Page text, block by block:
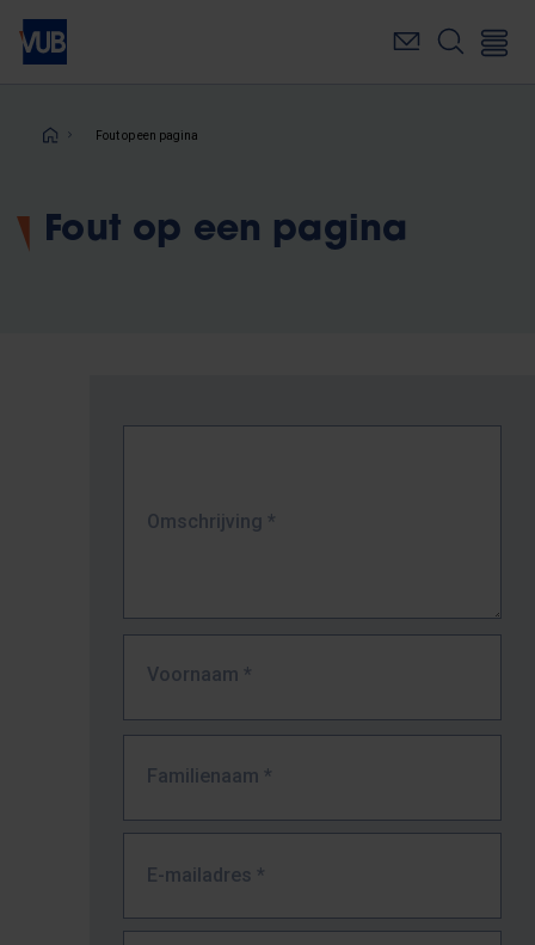
Overslaan
naar
inhoudKruimelpad
Fout op een pagina
Fout op een pagina
Omschrijving *
Voornaam *
Familienaam *
E-mailadres *